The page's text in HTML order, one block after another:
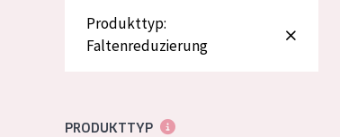
German
Produkttyp:
Faltenreduzierung
PRODUKTTYP